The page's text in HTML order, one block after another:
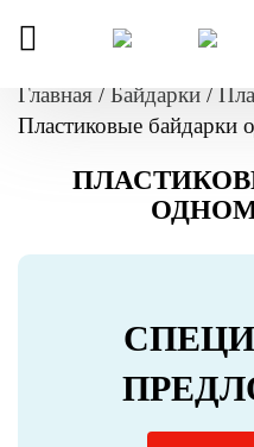
Главная / Байдарки /
Пластиковые байдарки